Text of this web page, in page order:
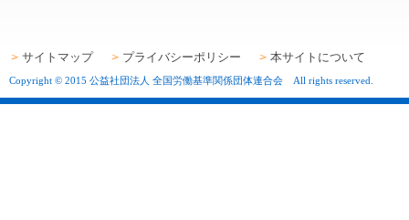
サイトマップ プライバシーポリシー 本サイトについて
Copyright © 2015 公益社団法人 全国労働基準関係団体連合会 All rights reserved.